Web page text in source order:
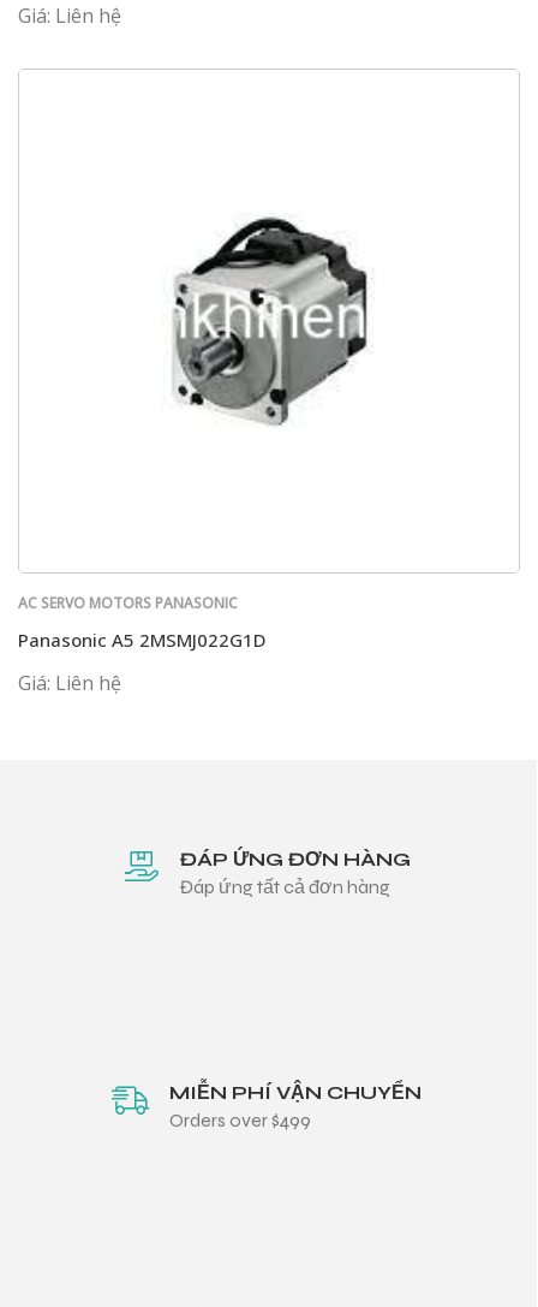
Giá: Liên hệ
AC SERVO MOTORS PANASONIC
Panasonic A5 2MSMJ022G1D
Giá: Liên hệ
ĐÁP ỨNG ĐƠN HÀNG
Đáp ứng tất cả đơn hàng
MIỄN PHÍ VẬN CHUYỂN
Orders over $499